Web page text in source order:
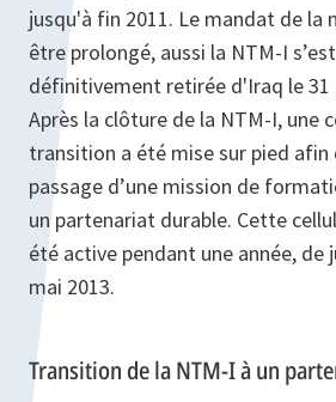
jusqu'à fin 2011. Le mandat de la
être prolongé, aussi la NTM-I
définitivement retirée d'Iraq le 31
Après la clôture de la NTM-I, une
transition a été mise sur pied afin
passage d’une mission de
un partenariat durable. Cette
été active pendant une année, de
mai 2013.
Transition de la NTM-I à un